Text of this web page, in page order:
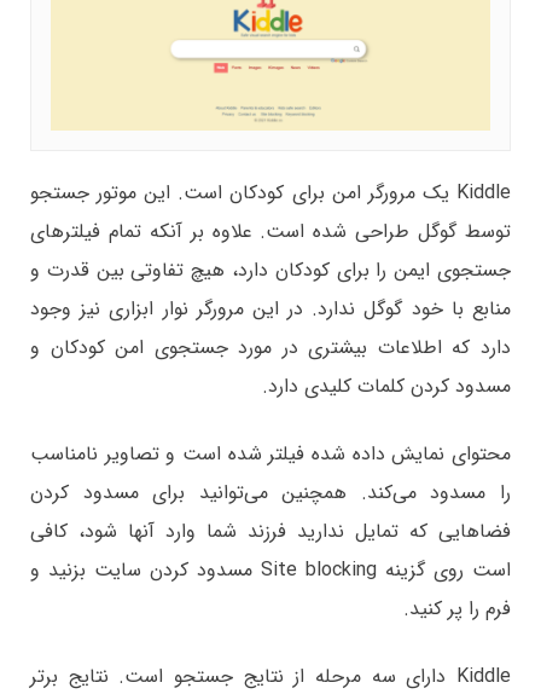
Kiddle یک مرورگر امن برای کودکان است. این موتور جستجو
توسط گوگل طراحی شده است. علاوه بر آنکه تمام فیلترهای
جستجوی ایمن را برای کودکان دارد، هیچ تفاوتی بین قدرت و
منابع با خود گوگل ندارد. در این مرورگر نوار ابزاری نیز وجود
دارد که اطلاعات بیشتری در مورد جستجوی امن کودکان و
مسدود کردن کلمات کلیدی دارد.
محتوای نمایش داده شده فیلتر شده است و تصاویر نامناسب
را مسدود می‌کند. همچنین می‌توانید برای مسدود کردن
فضاهایی که تمایل ندارید فرزند شما وارد آنها شود، کافی
است روی گزینه Site blocking مسدود کردن سایت بزنید و
فرم را پر کنید.
Kiddle دارای سه مرحله از نتایج جستجو است. نتایج برتر